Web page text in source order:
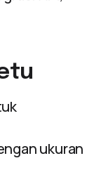
ukuran